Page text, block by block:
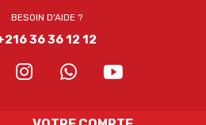
BESOIN D'AIDE ?
36 36 12 12